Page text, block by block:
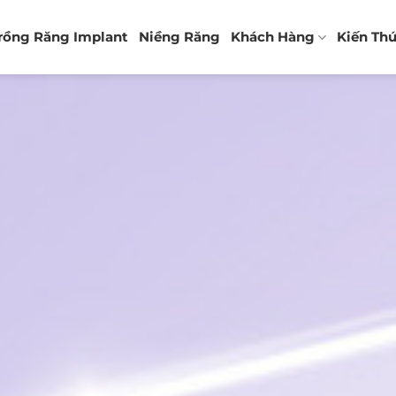
Răng Implant Niềng Răng Khách Hàng Kiến